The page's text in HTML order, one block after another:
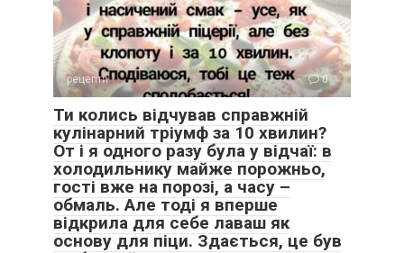
рецепти 0
Ти колись відчував справжній
кулінарний тріумф за 10 хвилин?
От і я одного разу була у відчаї: в
холодильнику майже порожньо,
гості вже на порозі, а часу –
обмаль. Але тоді я вперше
відкрила для себе лаваш як
основу для піци. Здається, це був